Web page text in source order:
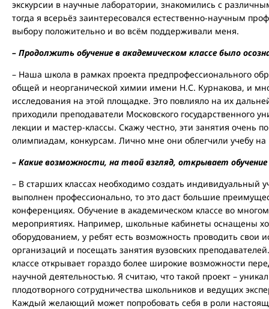
экскурсии в научные лаборатории, знакомились с
тогда я всерьёз заинтересовался естественно-научным
выбору положительно и во всём поддерживали меня.
– Продолжить обучение в академическом классе было
– Наша школа в рамках проекта предпрофессионального
общей и неорганической химии имени Н.С. Курнакова, и
исследования на этой площадке. Это повлияло на их
приходили преподаватели Московского государственного
лекции и мастер-классы. Скажу честно, эти занятия очень
олимпиадам, конкурсам. Лично мне они облегчили учебу на
– Какие возможности, на твой взгляд, открывает обучение
– В старших классах необходимо создать индивидуальный
выполнен профессионально, то это даст большие
конференциях. Обучение в академическом классе во многом
мероприятиях. Например, школьные кабинеты оснащены
оборудованием, у ребят есть возможность проводить свои
организаций и посещать занятия вузовских
классе открывает гораздо более широкие возможности
научной деятельностью. Я считаю, что такой проект –
плодотворного сотрудничества школьников и ведущих
Каждый желающий может попробовать себя в роли